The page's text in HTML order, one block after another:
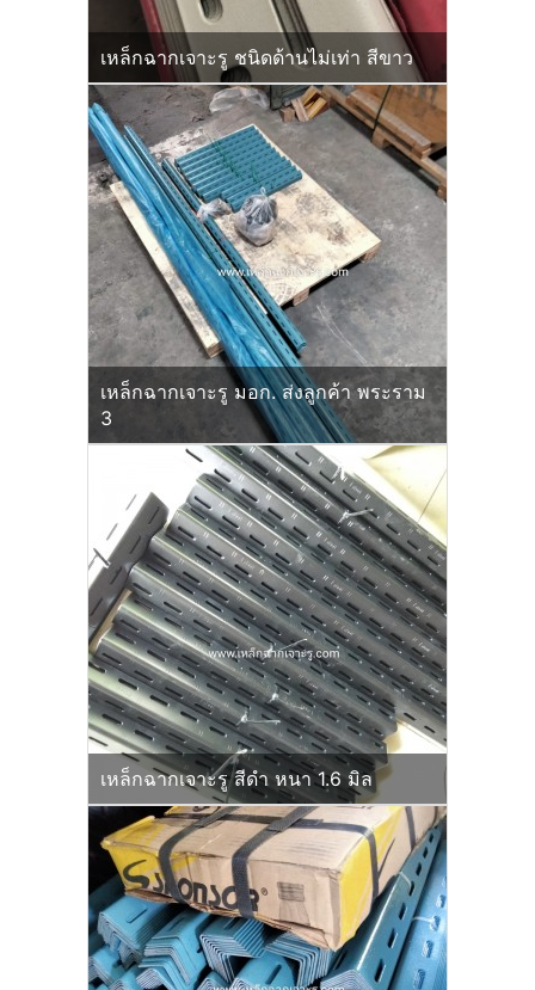
เหล็กฉากเจาะรู ชนิดด้านไม่เท่า สีขาว
เหล็กฉากเจาะรู มอก. ส่งลูกค้า พระราม
3
เหล็กฉากเจาะรู สีดำ หนา 1.6 มิล